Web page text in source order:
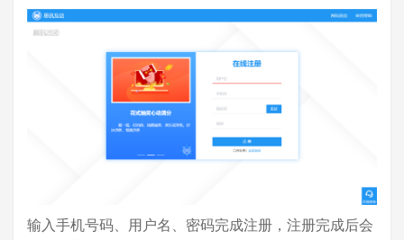
输入手机号码、用户名、密码完成注册，注册完成后会